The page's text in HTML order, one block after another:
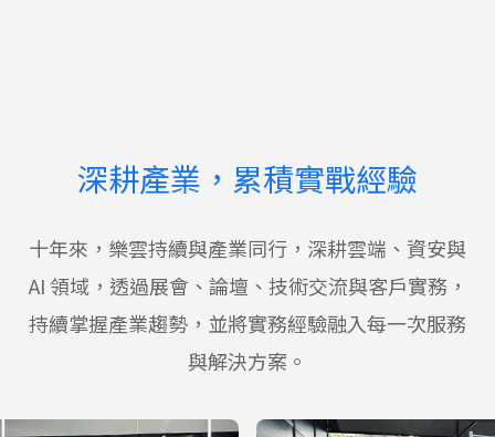
深耕產業，累積實戰經驗
十年來，樂雲持續與產業同行，深耕雲端、資安與
AI 領域，透過展會、論壇、技術交流與客戶實務，
持續掌握產業趨勢，並將實務經驗融入每一次服務
與解決方案。